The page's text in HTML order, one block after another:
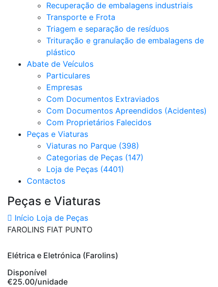
Recuperação de embalagens industriais
Transporte e Frota
Triagem e separação de resíduos
Trituração e granulação de embalagens de
plástico
Abate de Veículos
Particulares
Empresas
Com Documentos Extraviados
Com Documentos Apreendidos (Acidentes)
Com Proprietários Falecidos
Peças e Viaturas
Viaturas no Parque (398)
Categorias de Peças (147)
Loja de Peças (4401)
Contactos
Peças e Viaturas
Início Loja de Peças
FAROLINS FIAT PUNTO
Elétrica e Eletrónica (Farolins)
Disponível
€25.00/unidade